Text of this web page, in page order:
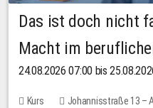
Das ist doch nicht
Macht im
24.08.2026 07:00 bis
Kurs Johannisstraße 13 –